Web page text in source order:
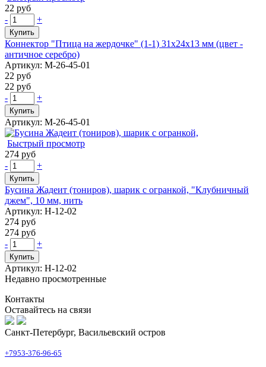
22 руб
-
+
Купить
Коннектор "Птица на жердочке" (1-1) 31х24х13 мм (цвет -
античное серебро)
Артикул: М-26-45-01
22 руб
22 руб
-
+
Купить
Артикул: М-26-45-01
Быстрый просмотр
274 руб
-
+
Купить
Бусина Жадеит (тониров), шарик с огранкой, "Клубничный
джем", 10 мм, нить
Артикул: Н-12-02
274 руб
274 руб
-
+
Купить
Артикул: Н-12-02
Недавно просмотренные
Контакты
Оставайтесь на связи
Санкт-Петербург, Васильевский остров
+7953-376-96-65